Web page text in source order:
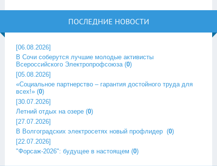
ПОСЛЕДНИЕ НОВОСТИ
[06.08.2026]
В Сочи соберутся лучшие молодые активисты
Всероссийского Электропрофсоюза (0)
[05.08.2026]
«Социальное партнерство – гарантия достойного труда для
всех!» (0)
[30.07.2026]
Летний отдых на озере (0)
[27.07.2026]
В Волгоградских электросетях новый профлидер ‎ (0)
[22.07.2026]
"Форсаж-2026": будущее в настоящем (0)